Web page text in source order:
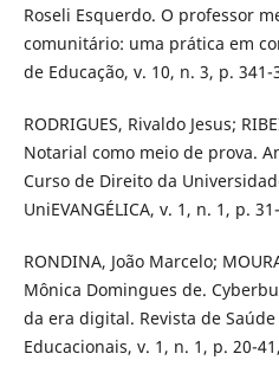
Roseli Esquerdo. O professor
comunitário: uma prática em
de Educação, v. 10, n. 3, p. 341-
RODRIGUES, Rivaldo Jesus;
Notarial como meio de prova.
Curso de Direito da
UniEVANGÉLICA, v. 1, n. 1, p.
RONDINA, João Marcelo;
Mônica Domingues de.
da era digital. Revista de
Educacionais, v. 1, n. 1, p. 20-